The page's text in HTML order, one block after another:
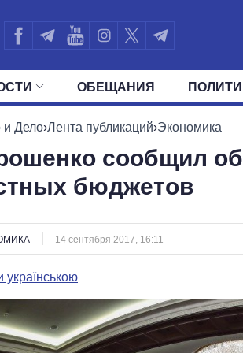
ОБЕЩАНИЯ
ВСЕ ПОЛИТИКИ ПРЕЗИДЕНТ И
и Дело›Лента публикаций›Экономика
сообщил
бюджетов
14 сентября 2017, 16:11
українською